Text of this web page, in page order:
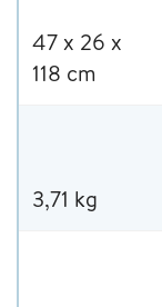
47 x 26 x
118 cm
3,71 kg